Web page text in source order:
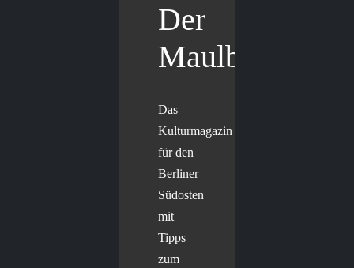
Der
Maulbär
Das
Kulturmagazin
für den
Berliner
Südosten
mit
Tipps
zum